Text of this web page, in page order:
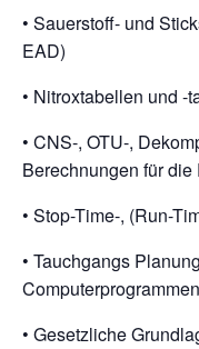
• Sauerstoff- und
EAD)
• Nitroxtabellen und -
• CNS-, OTU-,
Berechnungen für die
• Stop-Time-, (Run-
• Tauchgangs
Computerprogrammen
• Gesetzliche